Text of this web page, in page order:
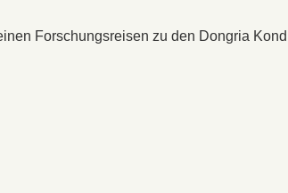
Forschungsreisen zu den Dongria Kond